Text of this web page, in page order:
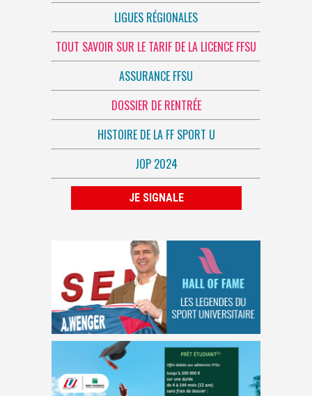
LIGUES RÉGIONALES
TOUT SAVOIR SUR LE TARIF DE LA LICENCE FFSU
ASSURANCE FFSU
DOSSIER DE RENTRÉE
HISTOIRE DE LA FF SPORT U
JOP 2024
JE SIGNALE